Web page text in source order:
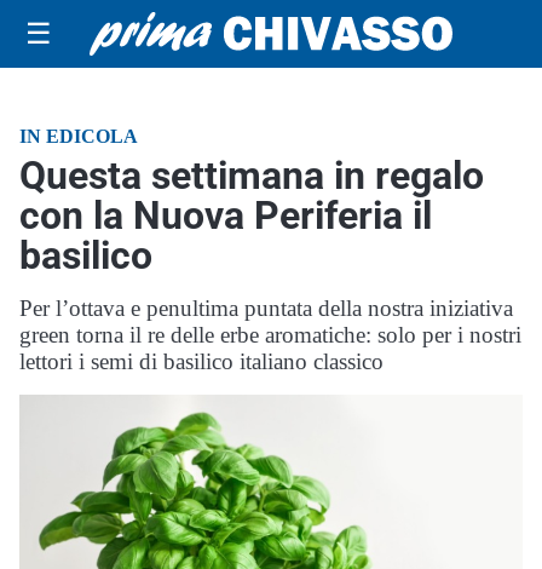
☰
IN EDICOLA
Questa settimana in regalo
con la Nuova Periferia il
basilico
Per l’ottava e penultima puntata della nostra iniziativa
green torna il re delle erbe aromatiche: solo per i nostri
lettori i semi di basilico italiano classico